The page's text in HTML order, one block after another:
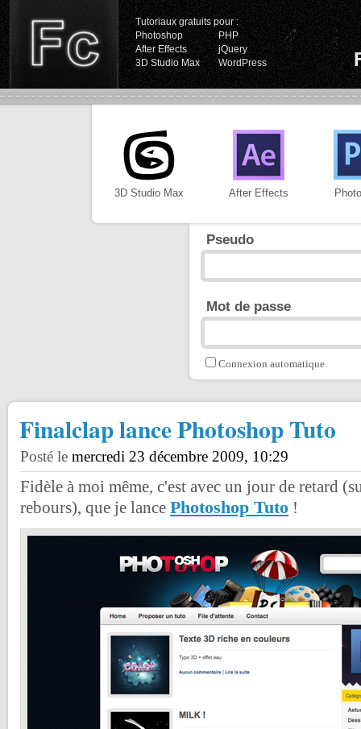
Tutoriaux gratuits pour :
Photoshop
PHP
After Effects
jQuery
3D Studio Max
WordPress
3D Studio Max After Effects
Pseudo
Mot de passe
Connexion automatique
Finalclap lance Photoshop Tuto
Posté le mercredi 23 décembre 2009, 10:29
Fidèle à moi même, c'est avec un jour de retard
rebours), que je lance Photoshop Tuto !